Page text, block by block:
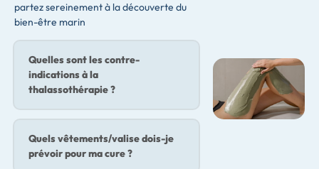
partez sereinement à la découverte du
bien-être marin
Quelles sont les contre-
indications à la
thalassothérapie ?
Quels vêtements/valise dois-je
prévoir pour ma cure ?